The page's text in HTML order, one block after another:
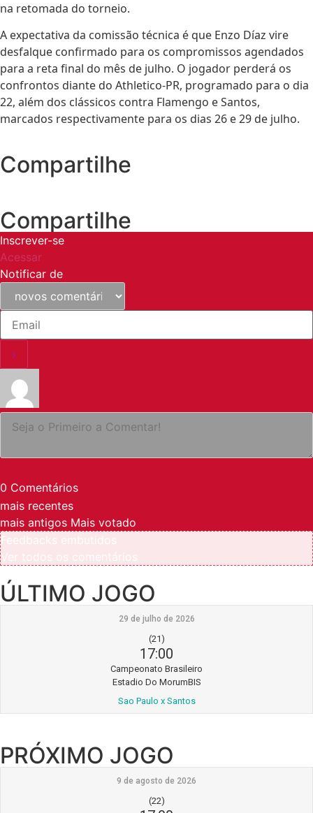
na retomada do torneio.
A expectativa da comissão técnica é que Enzo Díaz vire
desfalque confirmado para os compromissos agendados
para a reta final do mês de julho. O jogador perderá os
confrontos diante do Athletico-PR, programado para o dia
22, além dos clássicos contra Flamengo e Santos,
marcados respectivamente para os dias 26 e 29 de julho.
Compartilhe
Compartilhe
Inscrever-se
Acessar
Notificar de
0 Comentários
mais recentes
mais antigos Mais votado
ÚLTIMO JOGO
29 de julho de 2026
(21)
17:00
Campeonato Brasileiro
Estadio Do MorumBIS
Sao Paulo x Santos
PRÓXIMO JOGO
9 de agosto de 2026
(22)